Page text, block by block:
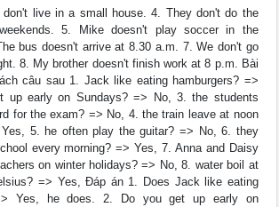
don't live in a small house. 4. They don't do the
5. Mike doesn't play soccer in the
bus doesn't arrive at 8.30 a.m. 7. We don't go
8. My brother doesn't finish work at 8 p.m. Bài
câu sau 1. Jack like eating hamburgers? =>
up early on Sundays? => No, 3. the students
for the exam? => No, 4. the train leave at noon
5. he often play the guitar? => No, 6. they
every morning? => Yes, 7. Anna and Daisy
on winter holidays? => No, 8. water boil at
=> Yes, Đáp án 1. Does Jack like eating
Yes, he does. 2. Do you get up early on